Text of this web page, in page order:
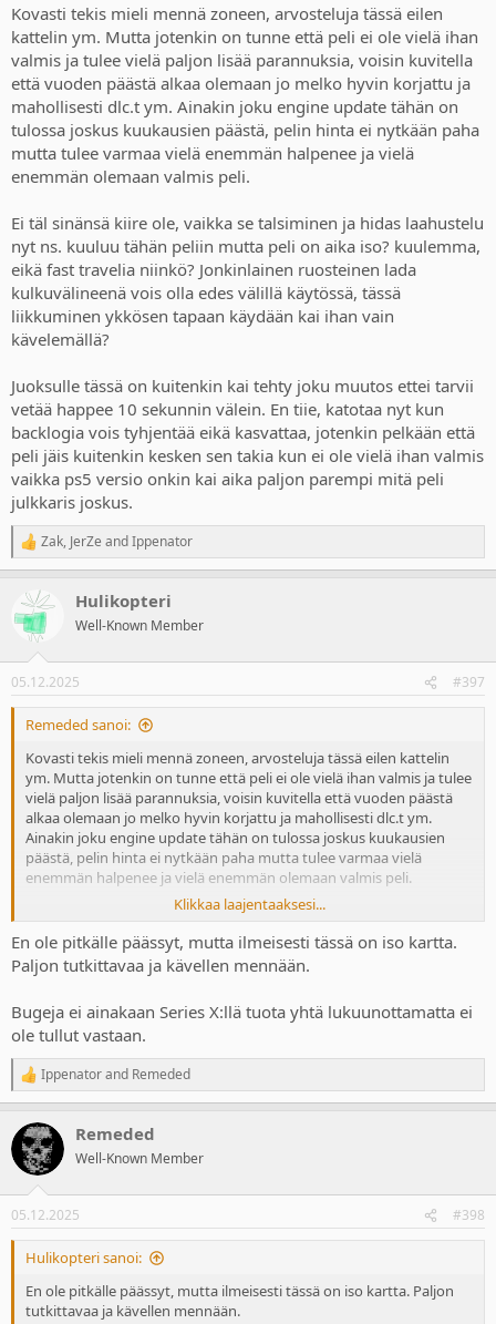
Kovasti tekis mieli mennä zoneen, arvosteluja tässä eilen
kattelin ym. Mutta jotenkin on tunne että peli ei ole vielä ihan
valmis ja tulee vielä paljon lisää parannuksia, voisin kuvitella
että vuoden päästä alkaa olemaan jo melko hyvin korjattu ja
mahollisesti dlc.t ym. Ainakin joku engine update tähän on
tulossa joskus kuukausien päästä, pelin hinta ei nytkään paha
mutta tulee varmaa vielä enemmän halpenee ja vielä
enemmän olemaan valmis peli.
Ei täl sinänsä kiire ole, vaikka se talsiminen ja hidas laahustelu
nyt ns. kuuluu tähän peliin mutta peli on aika iso? kuulemma,
eikä fast travelia niinkö? Jonkinlainen ruosteinen lada
kulkuvälineenä vois olla edes välillä käytössä, tässä
liikkuminen ykkösen tapaan käydään kai ihan vain
kävelemällä?
Juoksulle tässä on kuitenkin kai tehty joku muutos ettei tarvii
vetää happee 10 sekunnin välein. En tiie, katotaa nyt kun
backlogia vois tyhjentää eikä kasvattaa, jotenkin pelkään että
peli jäis kuitenkin kesken sen takia kun ei ole vielä ihan valmis
vaikka ps5 versio onkin kai aika paljon parempi mitä peli
julkkaris joskus.
R
e
c
t
s
:
Zak, JerZe andIppenator
Hulikopteri
Well-Known Member
05.12.2025 #397
Remeded sanoi:
Kovasti tekis mieli mennä zoneen, arvosteluja tässä eilen kattelin
ym. Mutta jotenkin on tunne että peli ei ole vielä ihan valmis ja tulee
vielä paljon lisää parannuksia, voisin kuvitella että vuoden päästä
alkaa olemaan jo melko hyvin korjattu ja mahollisesti dlc.t ym.
Ainakin joku engine update tähän on tulossa joskus kuukausien
päästä, pelin hinta ei nytkään paha mutta tulee varmaa vielä
enemmän halpenee ja vielä enemmän olemaan valmis peli.
Ei täl sinänsä kiire ole, vaikka se talsiminen ja hidas laahustelu nyt
ns. kuuluu tähän peliin mutta peli on aika iso? kuulemma, eikä fast
travelia niinkö? Jonkinlainen ruosteinen lada kulkuvälineenä vois
olla edes välillä käytössä, tässä liikkuminen ykkösen tapaan
Juoksulle tässä on kuitenkin kai tehty joku muutos ettei tarvii vetää
happee 10 sekunnin välein. En tiie, katotaa nyt kun backlogia vois
tyhjentää eikä kasvattaa, jotenkin pelkään että peli jäis kuitenkin
kesken sen takia kun ei ole vielä ihan valmis vaikka ps5 versio onkin
Klikkaa laajentaaksesi...
En ole pitkälle päässyt, mutta ilmeisesti tässä on iso kartta.
Paljon tutkittavaa ja kävellen mennään.
Bugeja ei ainakaan Series X:llä tuota yhtä lukuunottamatta ei
ole tullut vastaan.
R
e
c
t
i
s
:
Ippenatorand Remeded
Remeded
Well-Known Member
05.12.2025 #398
Hulikopteri sanoi:
En ole pitkälle päässyt, mutta ilmeisesti tässä on iso kartta. Paljon
tutkittavaa ja kävellen mennään.